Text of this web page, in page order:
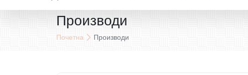
Производи
Почетна Производи